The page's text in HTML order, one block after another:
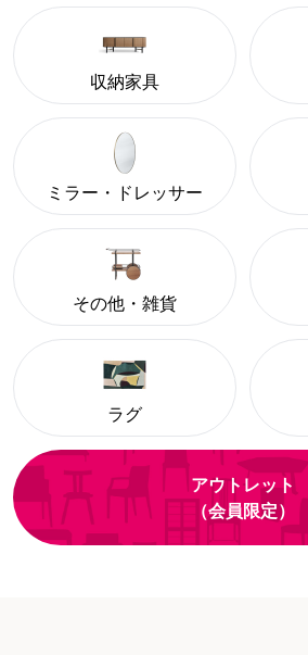
収納家具
ミラー・ドレッサー
その他・雑貨
ラグ
アウトレット
（会員限定）